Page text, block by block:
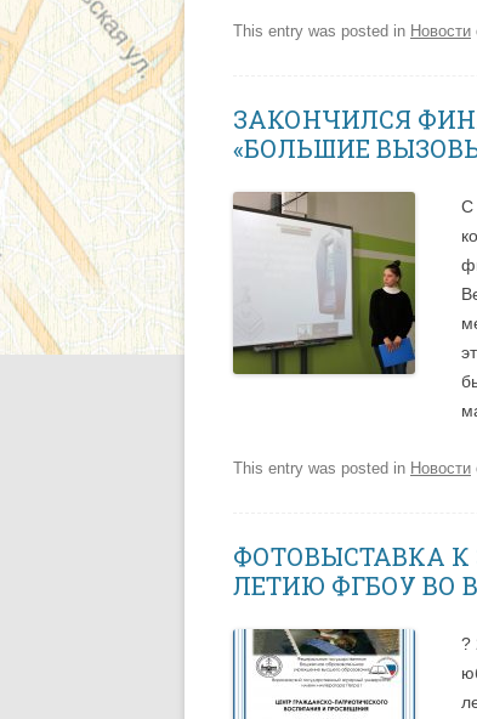
This entry was posted in Новости
ЗАКОНЧИЛСЯ
«БОЛЬШИЕ
С
This entry was posted in Новости
ФОТОВЫСТАВКА К
ЛЕТИЮ ФГБОУ ВО
?